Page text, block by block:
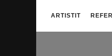
ARTISTIT